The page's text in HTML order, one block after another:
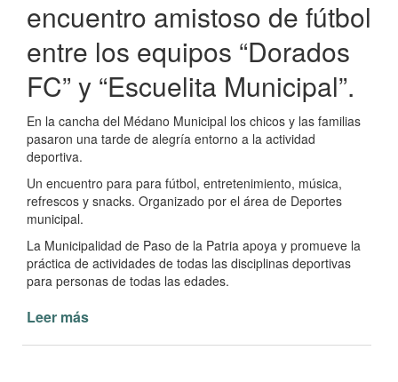
encuentro amistoso de fútbol
entre los equipos “Dorados
FC” y “Escuelita Municipal”.
En la cancha del Médano Municipal los chicos y las familias
pasaron una tarde de alegría entorno a la actividad
deportiva.
Un encuentro para para fútbol, entretenimiento, música,
refrescos y snacks. Organizado por el área de Deportes
municipal.
La Municipalidad de Paso de la Patria apoya y promueve la
práctica de actividades de todas las disciplinas deportivas
para personas de todas las edades.
Leer más